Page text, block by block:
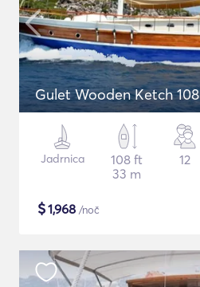
Gulet Wooden Ketch 108
Jadrnica
108 ft
33 m
12
$1,968 /noč